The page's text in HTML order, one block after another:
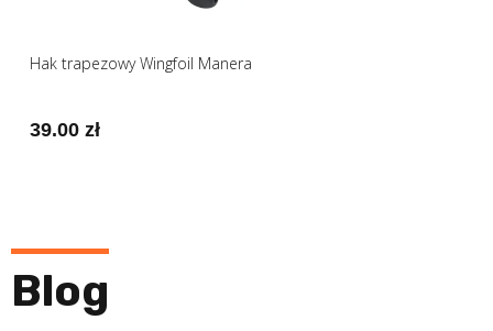
Hak trapezowy Wingfoil Manera
39.00 zł
Blog